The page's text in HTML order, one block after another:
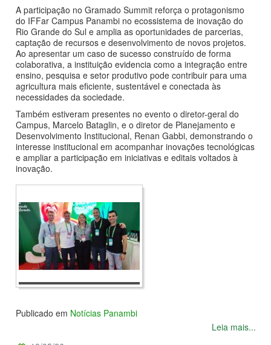
A participação no Gramado Summit reforça o protagonismo
do IFFar Campus Panambi no ecossistema de inovação do
Rio Grande do Sul e amplia as oportunidades de parcerias,
captação de recursos e desenvolvimento de novos projetos.
Ao apresentar um caso de sucesso construído de forma
colaborativa, a instituição evidencia como a integração entre
ensino, pesquisa e setor produtivo pode contribuir para uma
agricultura mais eficiente, sustentável e conectada às
necessidades da sociedade.
Também estiveram presentes no evento o diretor-geral do
Campus, Marcelo Bataglin, e o diretor de Planejamento e
Desenvolvimento Institucional, Renan Gabbi, demonstrando o
interesse institucional em acompanhar inovações tecnológicas
e ampliar a participação em iniciativas e editais voltados à
inovação.
Publicado em Notícias Panambi
Leia mais...